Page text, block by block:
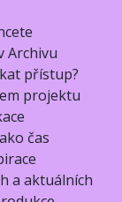
Archivu
přístup?
projektu
čas
a aktuálních